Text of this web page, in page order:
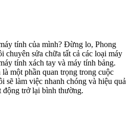
tính của mình? Đừng lo, Phong
chuyên sửa chữa tất cả các loại máy
tính xách tay và máy tính bảng.
một phần quan trọng trong cuộc
sẽ làm việc nhanh chóng và hiệu quả
động trở lại bình thường.